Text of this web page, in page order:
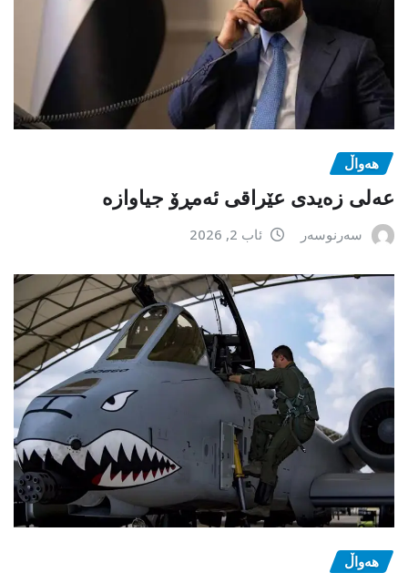
هەواڵ
عەلی زەیدی عێراقی ئەمڕۆ جیاوازە
سەرنوسەر ئاب 2, 2026
هەواڵ